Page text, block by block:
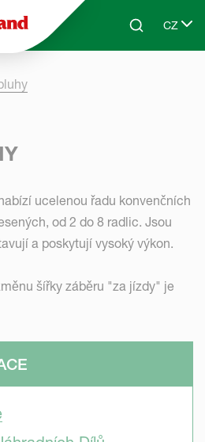
Skip to main contentSearchCZ
Select
ucelenou řadu konvenčních
od 2 do 8 radlic. Jsou
a poskytují vysoký výkon.
šířky záběru "za jízdy" je
nastavením tažné linky
pro těžké nebo kamenité
Tělesa se uvolňují nezávisle na
výsledků orby. Tepelně